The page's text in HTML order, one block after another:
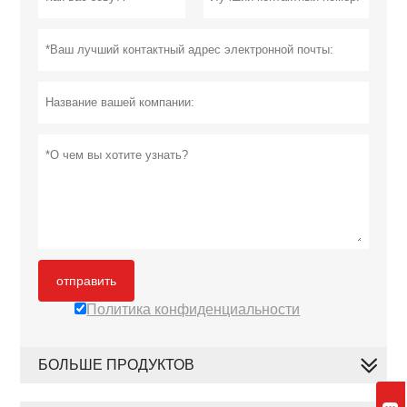
отправить
Политика конфиденциальности
БОЛЬШЕ ПРОДУКТОВ